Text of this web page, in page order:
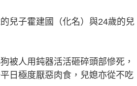
兒子霍建國（化名）與24歲的兒
被人用鈍器活活砸碎頭部慘死，
日極度厭惡肉食，兒媳亦從不吃